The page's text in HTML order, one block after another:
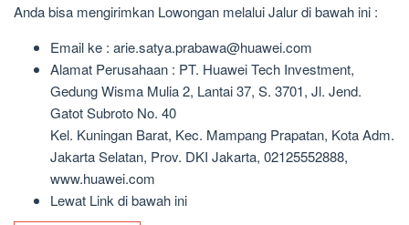
Anda bisa mengirimkan Lowongan melalui Jalur di bawah ini :
Email ke : arie.satya.prabawa@huawei.com
Alamat Perusahaan : PT. Huawei Tech Investment,
Gedung Wisma Mulia 2, Lantai 37, S. 3701, Jl. Jend.
Gatot Subroto No. 40
Kel. Kuningan Barat, Kec. Mampang Prapatan, Kota Adm.
Jakarta Selatan, Prov. DKI Jakarta, 02125552888,
www.huawei.com
Lewat Link di bawah ini